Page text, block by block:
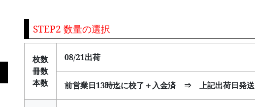
STEP2 数量の選択
枚数
冊数
本数
08/21出荷
前営業日13時迄に校了＋入金済 ⇒ 上記出荷日発送